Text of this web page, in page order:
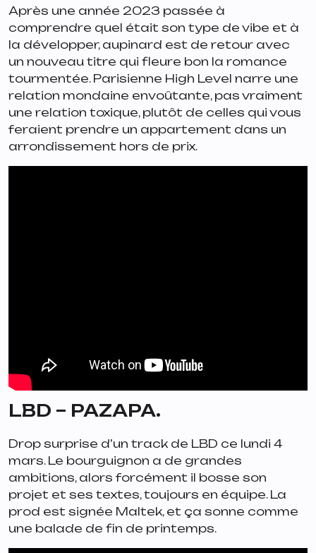
Après une année 2023 passée à
comprendre quel était son type de vibe et à
la développer, aupinard est de retour avec
un nouveau titre qui fleure bon la romance
tourmentée. Parisienne High Level narre une
relation mondaine envoûtante, pas vraiment
une relation toxique, plutôt de celles qui vous
feraient prendre un appartement dans un
arrondissement hors de prix.
LBD – PAZAPA.
Drop surprise d’un track de LBD ce lundi 4
mars. Le bourguignon a de grandes
ambitions, alors forcément il bosse son
projet et ses textes, toujours en équipe. La
prod est signée Maltek, et ça sonne comme
une balade de fin de printemps.